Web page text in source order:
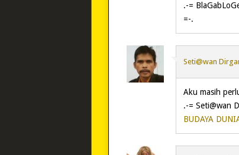
.-=
=-.
Seti@wan
Aku masih
.-= Seti@wan
BUDAYA